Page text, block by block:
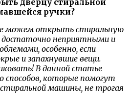
ручки?
можем открыть стиральную
неприятными и
особенно, если
и запахнувшие вещи.
В данной статье
способов, которые помогут
машины, не трогая